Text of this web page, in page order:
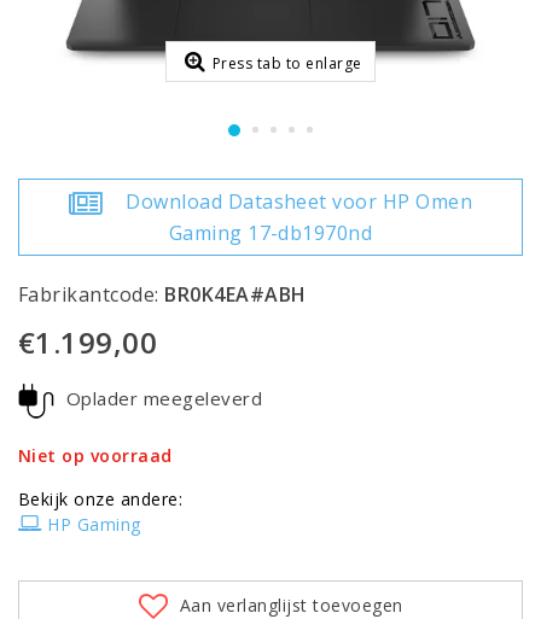
Press tab to enlarge
Download Datasheet voor HP Omen
Gaming 17-db1970nd
Fabrikantcode: BR0K4EA#ABH
€1.199,00
Oplader meegeleverd
Niet op voorraad
Bekijk onze andere:
HP Gaming
Aan verlanglijst toevoegen